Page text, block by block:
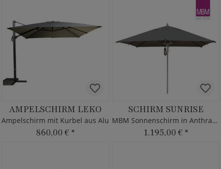
AMPELSCHIRM LEKO
Ampelschirm mit Kurbel aus Alu
860,00 € *
SCHIRM SUNRISE
MBM Sonnenschirm in Anthrazit
1.195,00 € *